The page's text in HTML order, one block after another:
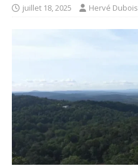
juillet 18, 2025 Hervé Dubois